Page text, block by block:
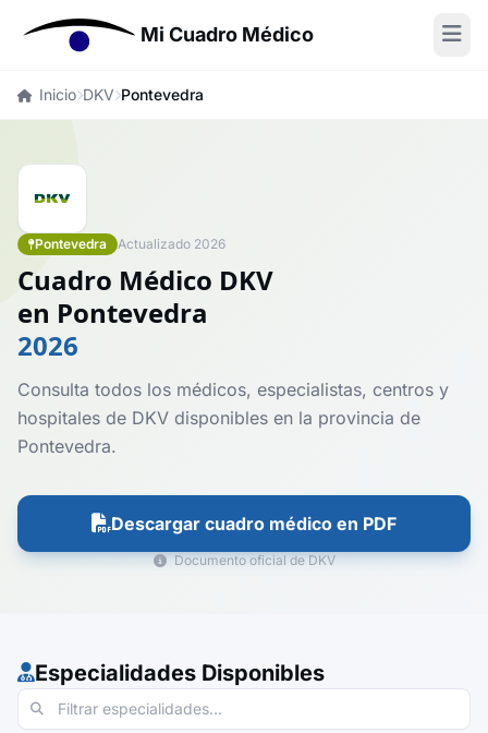
Mi Cuadro Médico
Inicio DKV Pontevedra
Pontevedra Actualizado 2026
Cuadro Médico DKV
en Pontevedra
2026
Consulta todos los médicos, especialistas, centros y
hospitales de DKV disponibles en la provincia de
Pontevedra.
Descargar cuadro médico en PDF
Documento oficial de DKV
Especialidades Disponibles